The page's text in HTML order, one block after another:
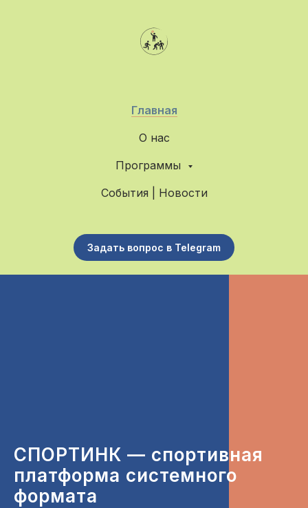
Главная
О нас
Программы
События | Новости
Задать вопрос в Telegram
СПОРТИНК — спортивная
платформа системного
формата